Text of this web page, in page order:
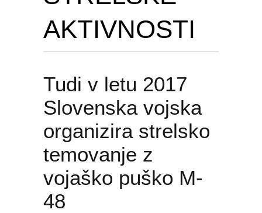
AKTIVNOSTI
Tudi v letu 2017
Slovenska vojska
organizira strelsko
temovanje z
vojaško puško M-
48